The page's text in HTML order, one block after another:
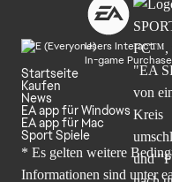
Users Interact
In-game
Startseite
Kaufen
News
EA app für Windows
EA app für Mac
Sport Spiele
* Es gelten weitere
Informationen sind unter